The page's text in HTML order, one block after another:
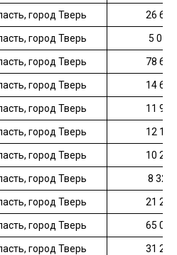
город Тверь 26 667
город Тверь 5 052
город Тверь 78 659
город Тверь 14 669
город Тверь 11 939
город Тверь 12 118
город Тверь 10 272
город Тверь 8 320
город Тверь 21 251
город Тверь 65 009
город Тверь 31 282